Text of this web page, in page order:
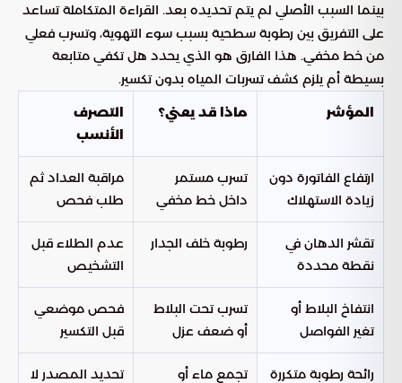
بينما السبب الأصلي لم يتم تحديده بعد. القراءة المتكاملة تساعد
على التفريق بين رطوبة سطحية بسبب سوء التهوية، وتسرب فعلي
من خط مخفي. هذا الفارق هو الذي يحدد هل تكفي متابعة
بسيطة أم يلزم كشف تسربات المياه بدون تكسير.
المؤشر ماذا قد يعني؟
التصرف
الأنسب
ارتفاع الفاتورة دون
زيادة الاستهلاك
تسرب مستمر
داخل خط مخفي
مراقبة العداد ثم
طلب فحص
تقشر الدهان في
نقطة محددة
رطوبة خلف الجدار
عدم الطلاء قبل
التشخيص
انتفاخ البلاط أو
تغير الفواصل
تسرب تحت البلاط
أو ضعف عزل
فحص موضعي
قبل التكسير
رائحة رطوبة متكررة
تجمع ماء أو
تحديد المصدر لا